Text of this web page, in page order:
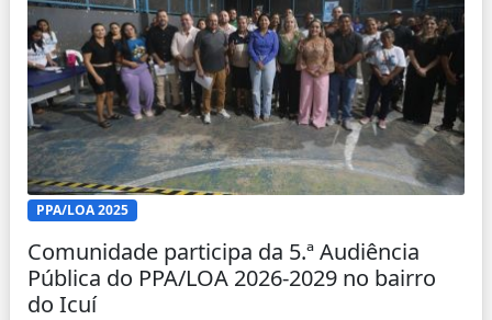
PPA/LOA 2025
Comunidade participa da 5.ª Audiência
Pública do PPA/LOA 2026-2029 no bairro
do Icuí